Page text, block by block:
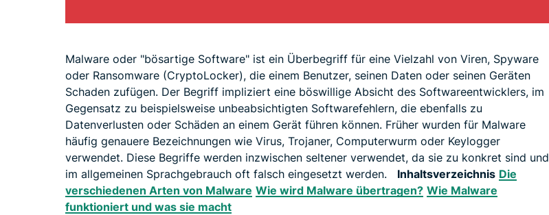
Malware oder "bösartige Software" ist ein Überbegriff für eine Vielzahl von Viren, Spyware
oder Ransomware (CryptoLocker), die einem Benutzer, seinen Daten oder seinen Geräten
Schaden zufügen. Der Begriff impliziert eine böswillige Absicht des Softwareentwicklers, im
Gegensatz zu beispielsweise unbeabsichtigten Softwarefehlern, die ebenfalls zu
Datenverlusten oder Schäden an einem Gerät führen können. Früher wurden für Malware
häufig genauere Bezeichnungen wie Virus, Trojaner, Computerwurm oder Keylogger
verwendet. Diese Begriffe werden inzwischen seltener verwendet, da sie zu konkret sind und
im allgemeinen Sprachgebrauch oft falsch eingesetzt werden. Inhaltsverzeichnis Die
verschiedenen Arten von Malware Wie wird Malware übertragen? Wie Malware
funktioniert und was sie macht